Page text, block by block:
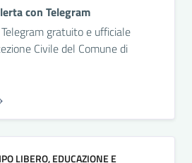
con Telegram
gratuito e ufficiale
Civile del Comune di
LIBERO, EDUCAZIONE E